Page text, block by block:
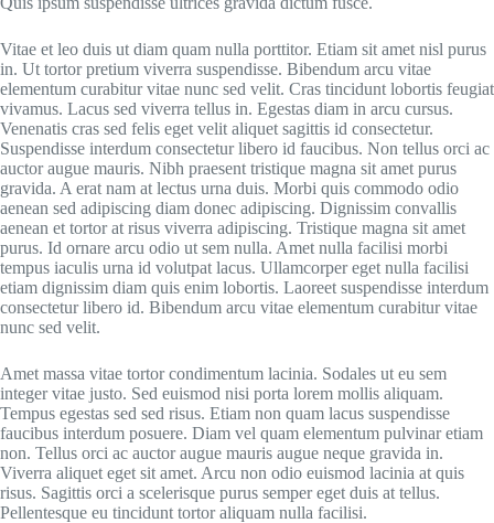
Vitae et leo duis ut diam quam nulla porttitor. Etiam sit amet nisl purus
in. Ut tortor pretium viverra suspendisse. Bibendum arcu vitae
elementum curabitur vitae nunc sed velit. Cras tincidunt lobortis feugiat
vivamus. Lacus sed viverra tellus in. Egestas diam in arcu cursus.
Venenatis cras sed felis eget velit aliquet sagittis id consectetur.
Suspendisse interdum consectetur libero id faucibus. Non tellus orci ac
auctor augue mauris. Nibh praesent tristique magna sit amet purus
gravida. A erat nam at lectus urna duis. Morbi quis commodo odio
aenean sed adipiscing diam donec adipiscing. Dignissim convallis
aenean et tortor at risus viverra adipiscing. Tristique magna sit amet
purus. Id ornare arcu odio ut sem nulla. Amet nulla facilisi morbi
tempus iaculis urna id volutpat lacus. Ullamcorper eget nulla facilisi
etiam dignissim diam quis enim lobortis. Laoreet suspendisse interdum
consectetur libero id. Bibendum arcu vitae elementum curabitur vitae
nunc sed velit.
Amet massa vitae tortor condimentum lacinia. Sodales ut eu sem
integer vitae justo. Sed euismod nisi porta lorem mollis aliquam.
Tempus egestas sed sed risus. Etiam non quam lacus suspendisse
faucibus interdum posuere. Diam vel quam elementum pulvinar etiam
non. Tellus orci ac auctor augue mauris augue neque gravida in.
Viverra aliquet eget sit amet. Arcu non odio euismod lacinia at quis
risus. Sagittis orci a scelerisque purus semper eget duis at tellus.
Pellentesque eu tincidunt tortor aliquam nulla facilisi.